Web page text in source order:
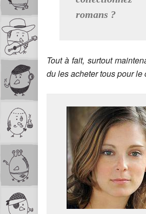
romans ?
Tout à fait, surtout
du les acheter tous pour le